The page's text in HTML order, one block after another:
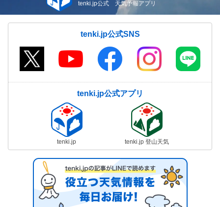
tenki.jp公式 天気予報アプリ
tenki.jp公式SNS
tenki.jp公式アプリ
tenki.jp tenki.jp 登山天気